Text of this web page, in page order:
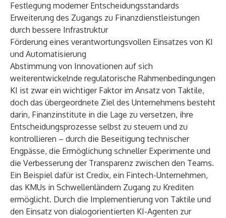
Festlegung moderner Entscheidungsstandards
Erweiterung des Zugangs zu Finanzdienstleistungen
durch bessere Infrastruktur
Förderung eines verantwortungsvollen Einsatzes von KI
und Automatisierung
Abstimmung von Innovationen auf sich
weiterentwickelnde regulatorische Rahmenbedingungen
KI ist zwar ein wichtiger Faktor im Ansatz von Taktile,
doch das übergeordnete Ziel des Unternehmens besteht
darin, Finanzinstitute in die Lage zu versetzen, ihre
Entscheidungsprozesse selbst zu steuern und zu
kontrollieren – durch die Beseitigung technischer
Engpässe, die Ermöglichung schneller Experimente und
die Verbesserung der Transparenz zwischen den Teams.
Ein Beispiel dafür ist Credix, ein Fintech-Unternehmen,
das KMUs in Schwellenländern Zugang zu Krediten
ermöglicht. Durch die Implementierung von Taktile und
den Einsatz von dialogorientierten KI-Agenten zur